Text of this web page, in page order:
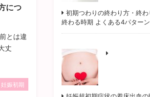
につ
とは違
丈
妊娠初期
初期つわりの終わり方・終わ
終わる時期 よくある4パターン